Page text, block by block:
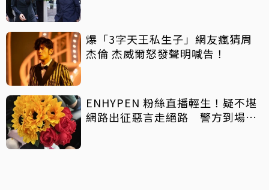
爆「3字天王私生子」網友瘋猜周
杰倫 杰威爾怒發聲明喊告！
ENHYPEN 粉絲直播輕生！疑不堪
網路出征惡言走絕路 警方到場已